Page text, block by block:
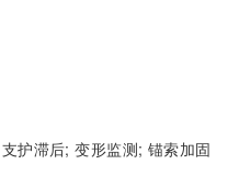
支护滞后;变形监测; 锚索加固